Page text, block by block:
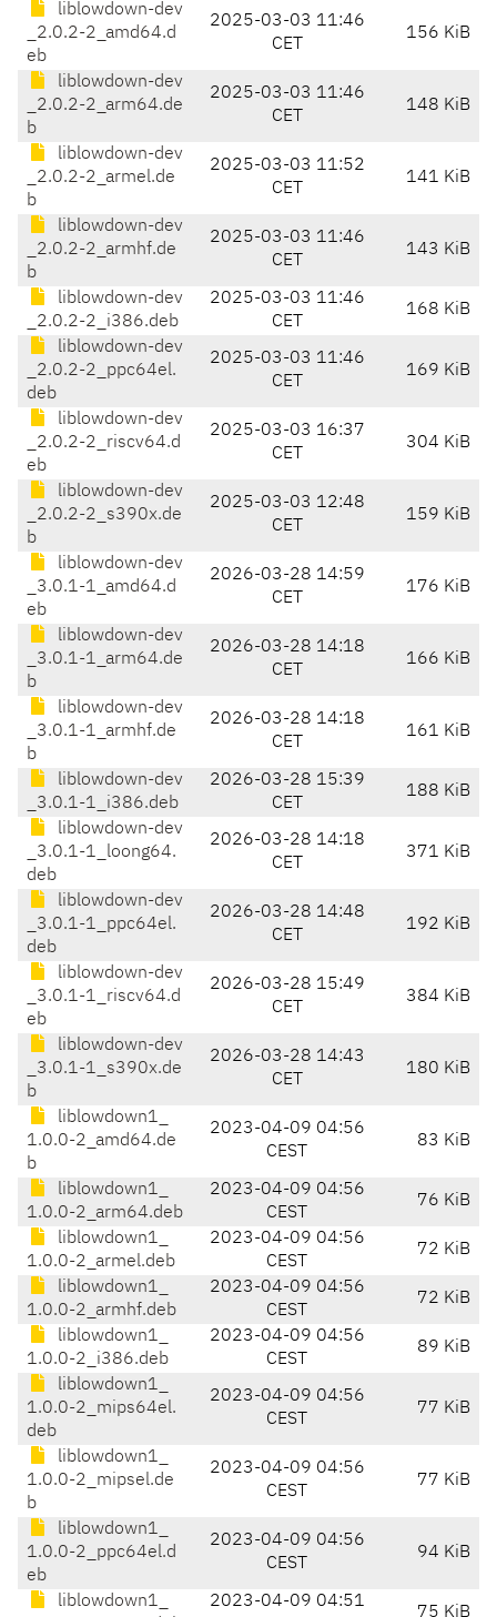
liblowdown-dev
_2.0.2-2_amd64.d
eb
2025-03-03 11:46
CET
156 KiB
liblowdown-dev
_2.0.2-2_arm64.de
b
2025-03-03 11:46
CET
148 KiB
liblowdown-dev
_2.0.2-2_armel.de
b
2025-03-03 11:52
CET
141 KiB
liblowdown-dev
_2.0.2-2_armhf.de
b
2025-03-03 11:46
CET
143 KiB
liblowdown-dev
_2.0.2-2_i386.deb
2025-03-03 11:46
CET
168 KiB
liblowdown-dev
_2.0.2-2_ppc64el.
deb
2025-03-03 11:46
CET
169 KiB
liblowdown-dev
_2.0.2-2_riscv64.d
eb
2025-03-03 16:37
CET
304 KiB
liblowdown-dev
_2.0.2-2_s390x.de
b
2025-03-03 12:48
CET
159 KiB
liblowdown-dev
_3.0.1-1_amd64.d
eb
2026-03-28 14:59
CET
176 KiB
liblowdown-dev
_3.0.1-1_arm64.de
b
2026-03-28 14:18
CET
166 KiB
liblowdown-dev
_3.0.1-1_armhf.de
b
2026-03-28 14:18
CET
161 KiB
liblowdown-dev
_3.0.1-1_i386.deb
2026-03-28 15:39
CET
188 KiB
liblowdown-dev
_3.0.1-1_loong64.
deb
2026-03-28 14:18
CET
371 KiB
liblowdown-dev
_3.0.1-1_ppc64el.
deb
2026-03-28 14:48
CET
192 KiB
liblowdown-dev
_3.0.1-1_riscv64.d
eb
2026-03-28 15:49
CET
384 KiB
liblowdown-dev
_3.0.1-1_s390x.de
b
2026-03-28 14:43
CET
180 KiB
liblowdown1_
1.0.0-2_amd64.de
b
2023-04-09 04:56
CEST
83 KiB
liblowdown1_
1.0.0-2_arm64.deb
2023-04-09 04:56
CEST
76 KiB
liblowdown1_
1.0.0-2_armel.deb
2023-04-09 04:56
CEST
72 KiB
liblowdown1_
1.0.0-2_armhf.deb
2023-04-09 04:56
CEST
72 KiB
liblowdown1_
1.0.0-2_i386.deb
2023-04-09 04:56
CEST
89 KiB
liblowdown1_
1.0.0-2_mips64el.
deb
2023-04-09 04:56
CEST
77 KiB
liblowdown1_
1.0.0-2_mipsel.de
b
2023-04-09 04:56
CEST
77 KiB
liblowdown1_
1.0.0-2_ppc64el.d
eb
2023-04-09 04:56
CEST
94 KiB
liblowdown1_
2023-04-09 04:51
75 KiB